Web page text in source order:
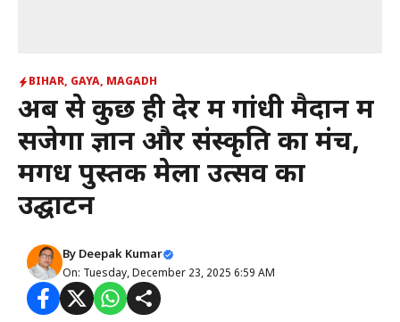
BIHAR, GAYA, MAGADH
अब से कुछ ही देर में गांधी मैदान में
सजेगा ज्ञान और संस्कृति का मंच,
मगध पुस्तक मेला उत्सव का
उद्घाटन
By Deepak Kumar
On: Tuesday, December 23, 2025 6:59 AM